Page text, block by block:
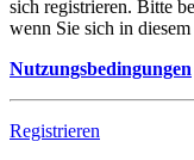
sich registrieren. Bitte
wenn Sie sich in
Nutzungsbedingungen
Registrieren